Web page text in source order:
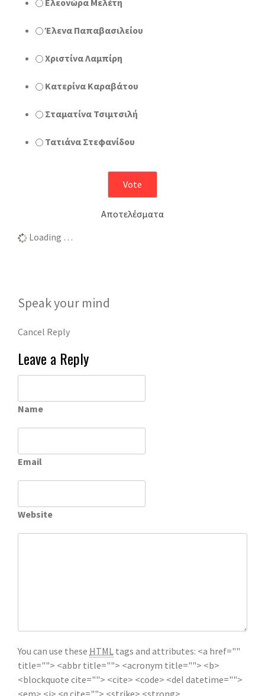
Ελεονώρα Μελέτη
Έλενα Παπαβασιλείου
Χριστίνα Λαμπίρη
Κατερίνα Καραβάτου
Σταματίνα Τσιμτσιλή
Τατιάνα Στεφανίδου
Αποτελέσματα
Loading …
Speak your mind
Cancel Reply
Leave a Reply
Name
Email
Website
You can use these HTML tags and attributes: <a href=""
title=""> <abbr title=""> <acronym title=""> <b>
<blockquote cite=""> <cite> <code> <del datetime="">
<em> <i> <q cite=""> <strike> <strong>